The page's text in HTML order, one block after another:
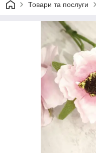
Товари та послуги